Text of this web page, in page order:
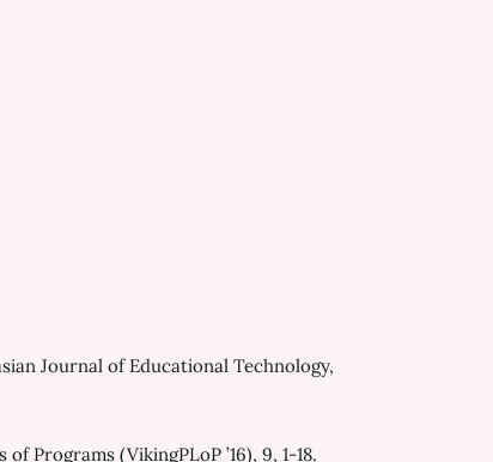
Journal of Educational Technology,
Programs (VikingPLoP ’16), 9, 1-18.